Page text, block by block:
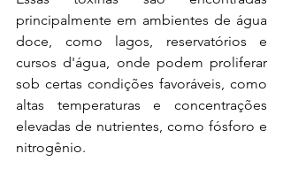
principalmente em ambientes de água
doce, como lagos, reservatórios e
cursos d'água, onde podem proliferar
sob certas condições favoráveis, como
altas temperaturas e concentrações
elevadas de nutrientes, como fósforo e
nitrogênio.